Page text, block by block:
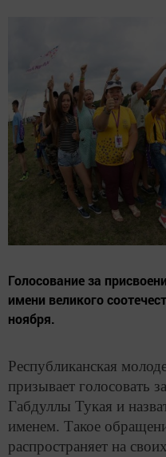
Голосование за
имени великого
ноября.
Республиканская
призывает голосовать
Габдуллы Тукая и
именем. Такое
распространяет на